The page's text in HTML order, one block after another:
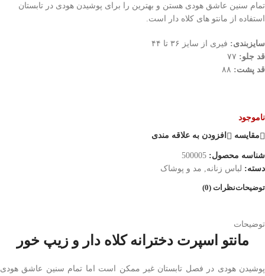
تمام سنین عاشق هودی هستن و بهترین را برای پوشیدن هودی در تابستان
استفاده از مانتو های کلاه دار است.
سایزبندی: فیری از سایز ۳۶ تا ۴۴
قد جلو:
قد پشت:
ناموجود
مقایسه افزودن به علاقه مندی
شناسه محصول: 500005
دسته: لباس زنانه مد و پوشاک
توضیحاتنظرات (0)
توضیحات
مانتو اسپرت دخترانه کلاه دار و زیپ خور
پوشیدن هودی در فصل تابستان غیر ممکن است اما تمام سنین عاشق هودی